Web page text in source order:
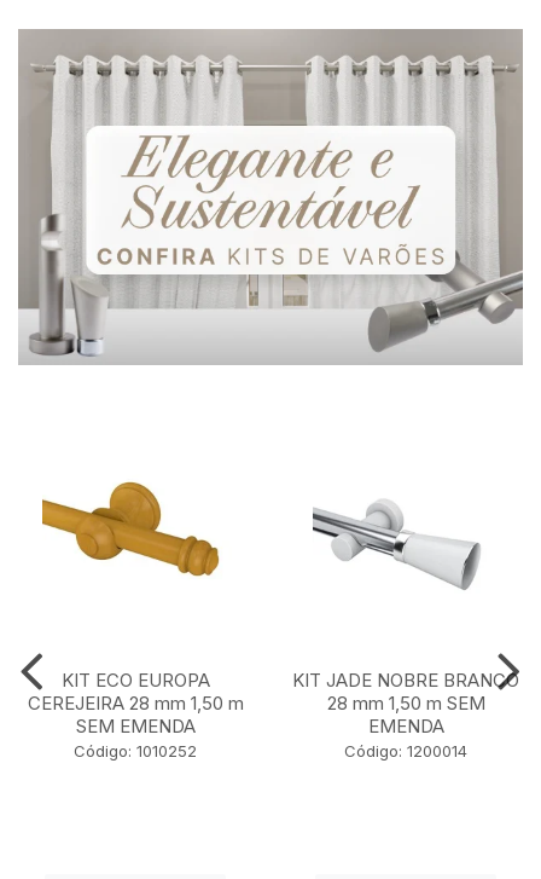
KIT ECO EUROPA
CEREJEIRA 28 mm 1,50 m
SEM EMENDA
Código: 1010252
KIT JADE NOBRE BRANCO
28 mm 1,50 m SEM
EMENDA
Código: 1200014